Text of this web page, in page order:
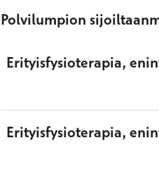
Polvilumpion
Erityisfysioterapia,
Erityisfysioterapia,